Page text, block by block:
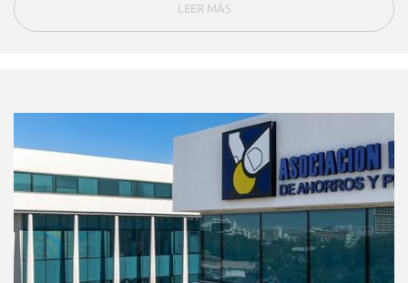
LEER MÁS